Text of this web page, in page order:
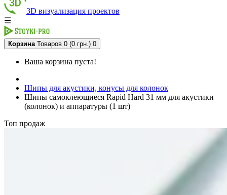
3D визуализация проектов
☰
Корзина Товаров 0 (0 грн.) 0
Ваша корзина пуста!
Шипы для акустики, конусы для колонок
Шипы самоклеющиеся Rapid Hard 31 мм для акустики
(колонок) и аппаратуры (1 шт)
Топ продаж